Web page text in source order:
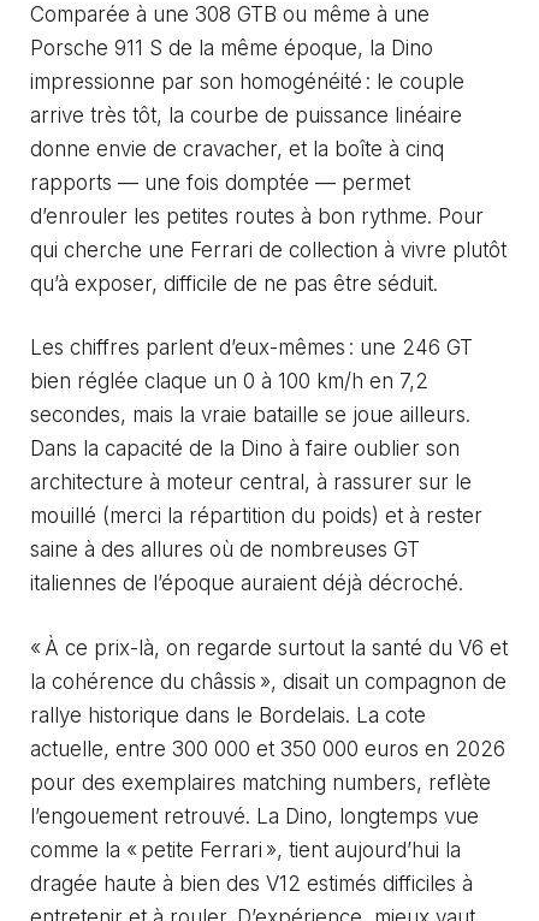
Comparée à une 308 GTB ou même à une
Porsche 911 S de la même époque, la Dino
impressionne par son homogénéité : le couple
arrive très tôt, la courbe de puissance linéaire
donne envie de cravacher, et la boîte à cinq
rapports — une fois domptée — permet
d’enrouler les petites routes à bon rythme. Pour
qui cherche une Ferrari de collection à vivre plutôt
qu’à exposer, difficile de ne pas être séduit.
Les chiffres parlent d’eux-mêmes : une 246 GT
bien réglée claque un 0 à 100 km/h en 7,2
secondes, mais la vraie bataille se joue ailleurs.
Dans la capacité de la Dino à faire oublier son
architecture à moteur central, à rassurer sur le
mouillé (merci la répartition du poids) et à rester
saine à des allures où de nombreuses GT
italiennes de l’époque auraient déjà décroché.
« À ce prix-là, on regarde surtout la santé du V6 et
la cohérence du châssis », disait un compagnon de
rallye historique dans le Bordelais. La cote
actuelle, entre 300 000 et 350 000 euros en 2026
pour des exemplaires matching numbers, reflète
l’engouement retrouvé. La Dino, longtemps vue
comme la « petite Ferrari », tient aujourd’hui la
dragée haute à bien des V12 estimés difficiles à